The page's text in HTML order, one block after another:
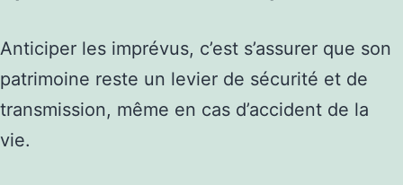
Anticiper les imprévus, c’est s’assurer que son
patrimoine reste un levier de sécurité et de
transmission, même en cas d’accident de la
vie.